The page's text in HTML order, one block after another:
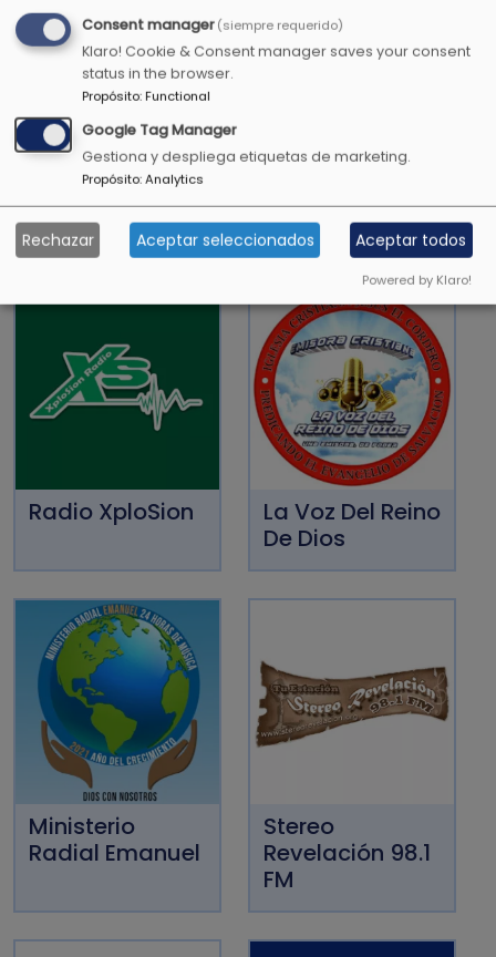
Las canas de sus cabellos son una corona de
gloria, si se encuentran en el camino de la
justicia.
Proverbios 16:31
OTRAS EMISORAS CRISTIANAS
Radio XploSion
La Voz Del Reino
De Dios
Ministerio
Radial Emanuel
Stereo
Revelación 98.1
FM
Consent manager(siempre requerido)
Klaro! Cookie & Consent manager saves your consent
status in the browser.
Propósito:Functional
Google Tag Manager
Gestiona y despliega etiquetas de marketing.
Propósito:Analytics
Rechazar Aceptar seleccionados Aceptar todos
Powered by Klaro!